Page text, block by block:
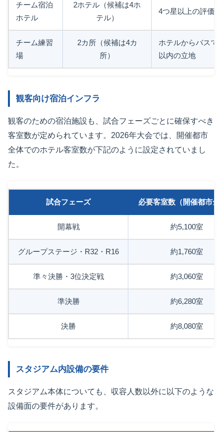
チーム宿泊
ホテル
2ホテル（候補は4ホ
テル）
4つ星以上の評価
チーム練習
場
2カ所（候補は4カ
所）
ホテルからバスで
以内の立地
観客向け宿泊インフラ
観客のための宿泊施設も、試合フェーズごとに確保すべき
客室数が定められています。2026年大会では、開催都市
全体でのホテル客室数が下記のように設定されていまし
た。
試合フェーズ 必要客室数（開催都市全
開幕戦 約5,100室
グループステージ・R32・R16 約1,760室
準々決勝・3位決定戦 約3,060室
準決勝 約6,280室
決勝 約8,080室
スタジアム内設備の要件
スタジアム本体についても、収容人数以外に以下のような
設備面の要件があります。